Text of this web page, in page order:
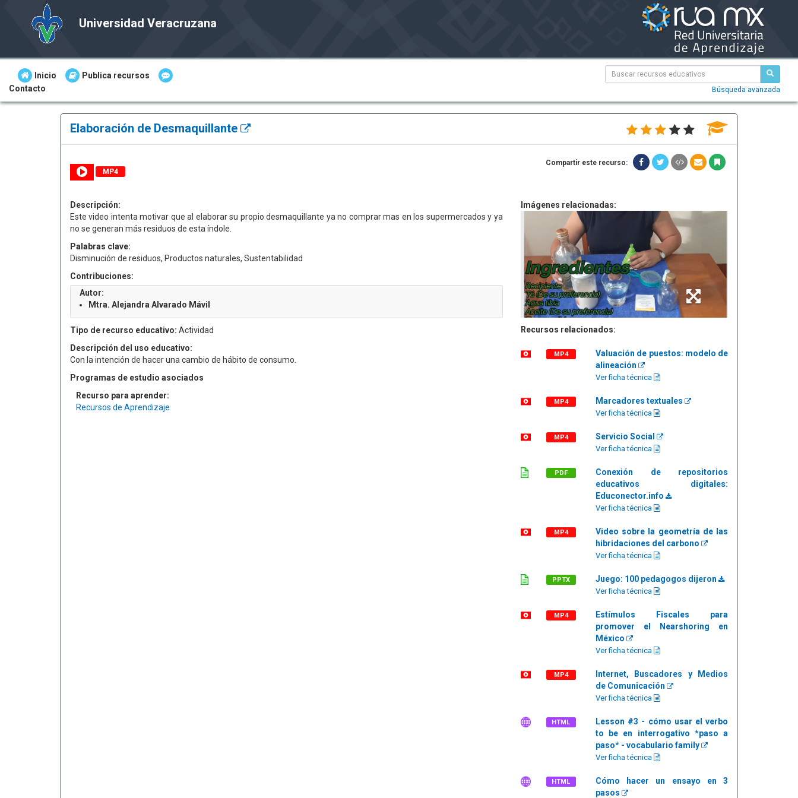
Universidad Veracruzana
Inicio
Publica recursos
Contacto
Búsqueda avanzada
Elaboración de Desmaquillante
MP4
Compartir este recurso:
Descripción:
Este video intenta motivar que al elaborar su propio desmaquillante ya no comprar mas en los supermercados y ya
no se generan más residuos de esta índole.
Palabras clave:
Disminución de residuos, Productos naturales, Sustentabilidad
Contribuciones:
Autor:
Mtra. Alejandra Alvarado Mávil
Tipo de recurso educativo: Actividad
Descripción del uso educativo:
Con la intención de hacer una cambio de hábito de consumo.
Programas de estudio asociados
Recurso para aprender:
Recursos de Aprendizaje
Imágenes relacionadas:
Recursos relacionados:
MP4
Valuación de puestos: modelo de
alineación
Ver ficha técnica
MP4 Marcadores textuales
Ver ficha técnica
MP4 Servicio Social
Ver ficha técnica
PDF
Conexión de repositorios
educativos digitales:
Educonector.info
Ver ficha técnica
MP4
Video sobre la geometría de las
hibridaciones del carbono
Ver ficha técnica
PPTX Juego: 100 pedagogos dijeron
Ver ficha técnica
MP4
Estímulos Fiscales para
promover el Nearshoring en
México
Ver ficha técnica
MP4
Internet, Buscadores y Medios
de Comunicación
Ver ficha técnica
HTML
Lesson #3 - cómo usar el verbo
to be en interrogativo *paso a
paso* - vocabulario family
Ver ficha técnica
HTML
Cómo hacer un ensayo en 3
pasos